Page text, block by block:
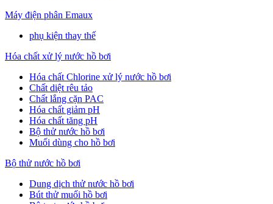
Máy điện phân Emaux
phụ kiện thay thế
Hóa chất xử lý nước hồ bơi
Hóa chất Chlorine xử lý nước hồ bơi
Chất diệt rêu tảo
Chất lắng cặn PAC
Hóa chất giảm pH
Hóa chất tăng pH
Bộ thử nước hồ bơi
Muối dùng cho hồ bơi
Bộ thử nước hồ bơi
Dung dịch thử nước hồ bơi
Bút thử muối hồ bơi